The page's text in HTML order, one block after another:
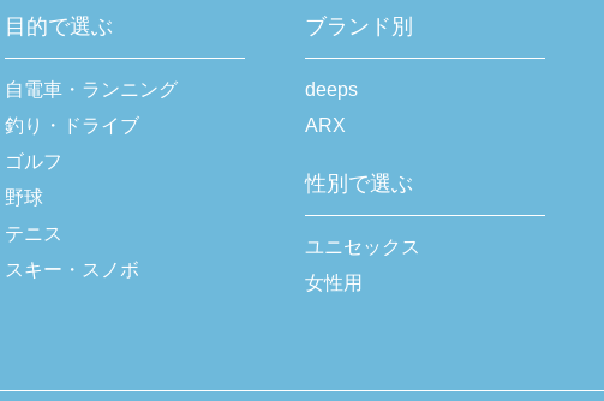
目的で選ぶ
自電車・ランニング
釣り・ドライブ
ゴルフ
野球
テニス
スキー・スノボ
ブランド別
deeps
ARX
性別で選ぶ
ユニセックス
女性用